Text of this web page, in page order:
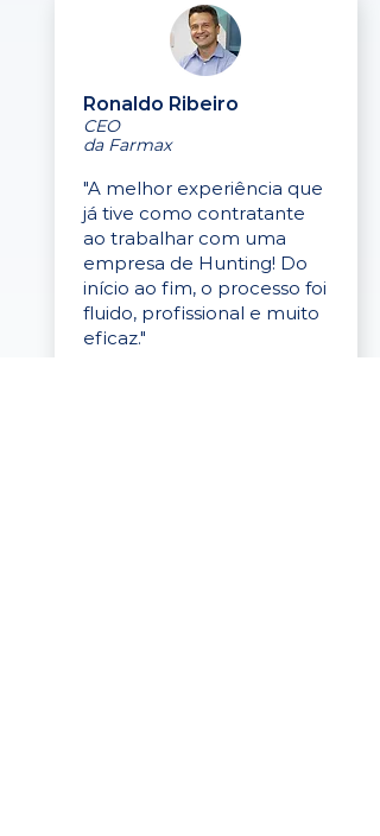
Ronaldo Ribeiro
CEO
da Farmax
"A melhor experiência que
já tive como contratante
ao trabalhar com uma
empresa de Hunting! Do
início ao fim, o processo foi
fluido, profissional e muito
eficaz."